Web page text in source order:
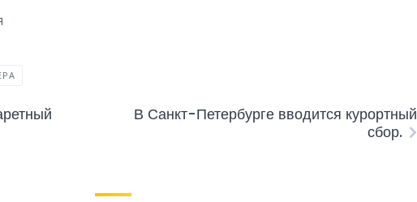
В Санкт-Петербурге вводится курортный
сбор.